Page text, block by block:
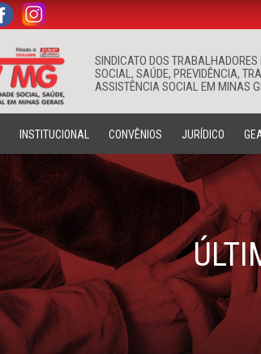
SINDICATO DOS TRABALHADORES
SOCIAL, SAÚDE, PREVIDÊNCIA,
ASSISTÊNCIA SOCIAL EM MINAS
.
INSTITUCIONAL CONVÊNIOS JURÍDICO